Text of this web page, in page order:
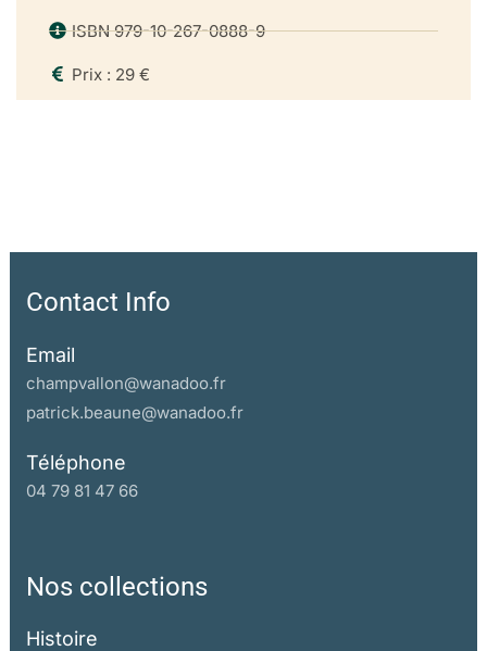
ISBN 979-10-267-0888-9
Prix : 29 €
Contact Info
Email
champvallon@wanadoo.fr
patrick.beaune@wanadoo.fr
Téléphone
04 79 81 47 66
Nos collections
Histoire